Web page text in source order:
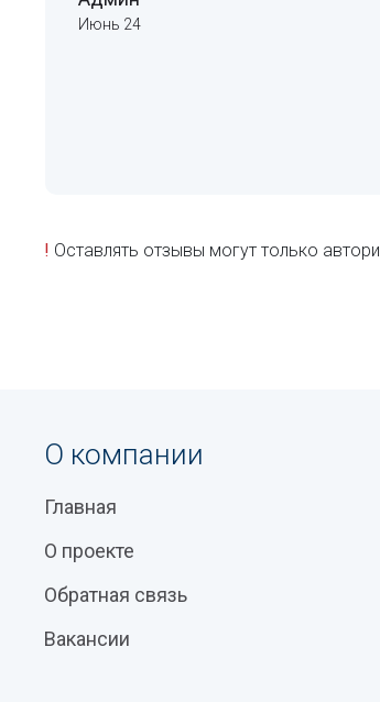
Июнь 24
! Оставлять отзывы могут только
О компании
Главная
О проекте
Обратная связь
Вакансии